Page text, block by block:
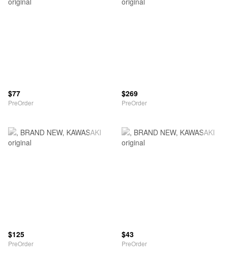
$77
PreOrder
$269
PreOrder
$125
PreOrder
$43
PreOrder